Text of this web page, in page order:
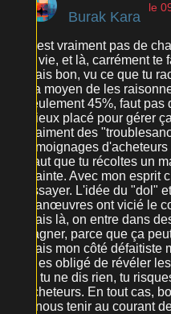
Burak Kara
le
C'est vraiment pas de
la vie, et là, carrément
mais bon, vu ce que tu
y'a moyen de les
seulement 45%, faut
mieux placé pour gérer
vraiment des
témoignages
Faut que tu récoltes un
plainte. Avec mon esprit
essayer. L'idée du "dol"
manœuvres ont vicié le
Mais là, on entre dans
gagner, parce que ça
mais mon côté
tu es obligé de révéler
Si tu ne dis rien, tu
acheteurs. En tout cas,
à nous tenir au courant